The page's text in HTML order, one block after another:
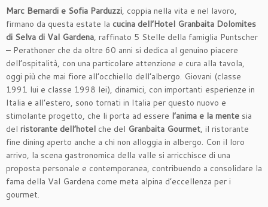
Marc Bernardi e Sofia Parduzzi, coppia nella vita e nel lavoro,
firmano da questa estate la cucina dell’Hotel Granbaita Dolomites
di Selva di Val Gardena, raffinato 5 Stelle della famiglia Puntscher
– Perathoner che da oltre 60 anni si dedica al genuino piacere
dell’ospitalità, con una particolare attenzione e cura alla tavola,
oggi più che mai fiore all’occhiello dell’albergo. Giovani (classe
1991 lui e classe 1998 lei), dinamici, con importanti esperienze in
Italia e all’estero, sono tornati in Italia per questo nuovo e
stimolante progetto, che li porta ad essere l’anima e la mente sia
del ristorante dell’hotel che del Granbaita Gourmet, il ristorante
fine dining aperto anche a chi non alloggia in albergo. Con il loro
arrivo, la scena gastronomica della valle si arricchisce di una
proposta personale e contemporanea, contribuendo a consolidare la
fama della Val Gardena come meta alpina d’eccellenza per i
gourmet.